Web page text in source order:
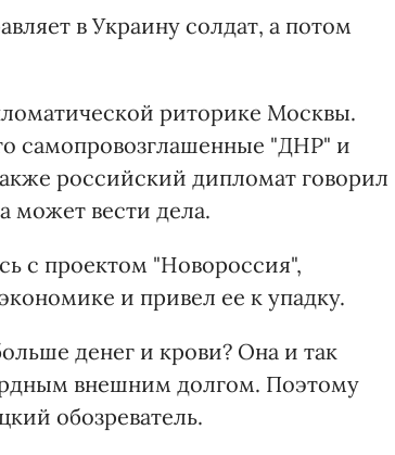
в Украину солдат, а потом
риторике Москвы.
самопровозглашенные "ДНР" и
российский дипломат говорил
может вести дела.
с проектом "Новороссия",
и привел ее к упадку.
денег и крови? Она и так
внешним долгом. Поэтому
обозреватель.